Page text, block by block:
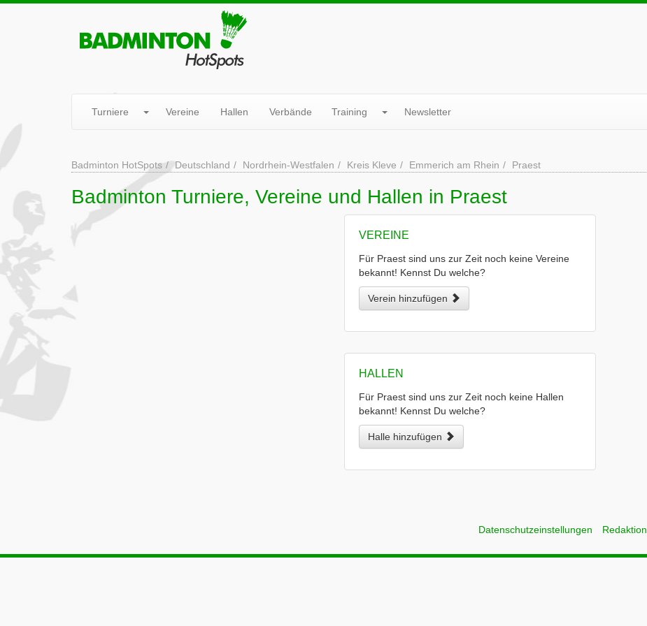
Turniere Vereine Hallen Verbände Training Newsletter
Badminton HotSpots Deutschland Nordrhein-Westfalen Kreis Kleve Emmerich am Rhein Praest
Badminton Turniere, Vereine und Hallen in Praest
VEREINE
Für Praest sind uns zur Zeit noch keine Vereine
bekannt! Kennst Du welche?
Verein hinzufügen
HALLEN
Für Praest sind uns zur Zeit noch keine Hallen
bekannt! Kennst Du welche?
Halle hinzufügen
Datenschutzeinstellungen Redaktion